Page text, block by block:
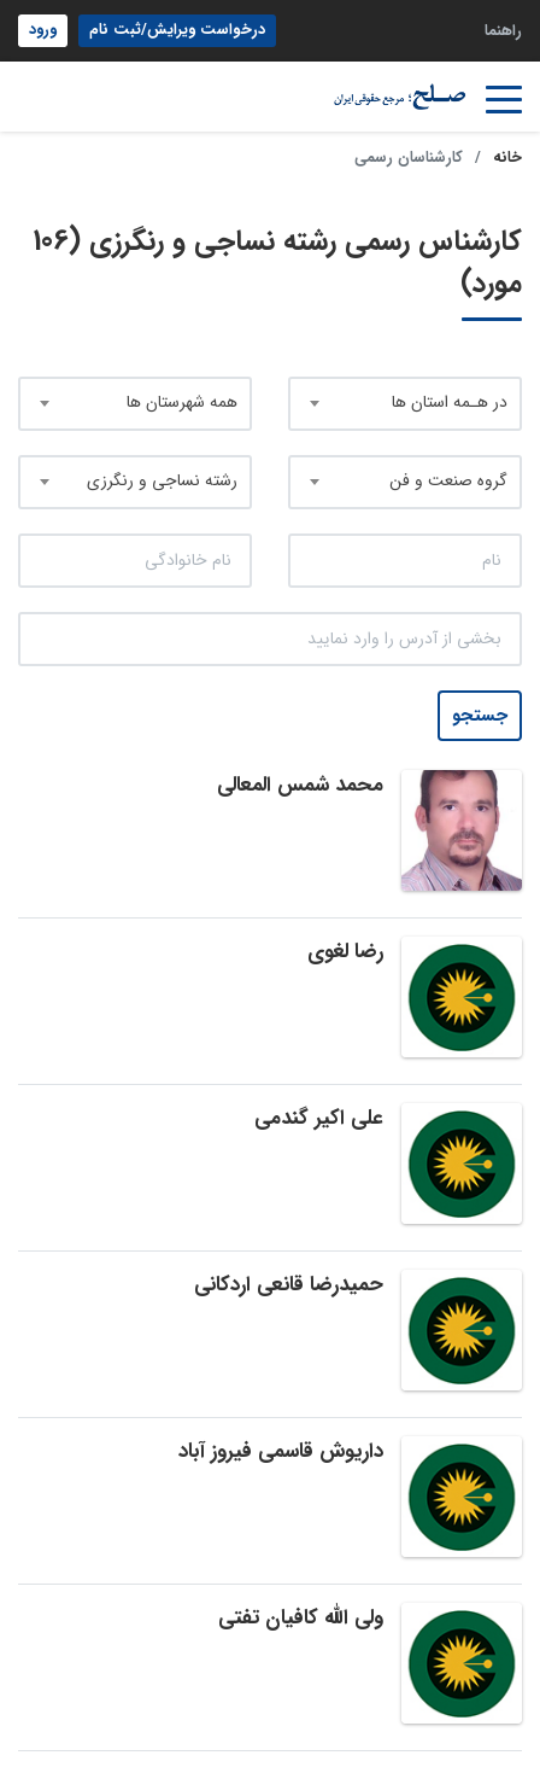
راهنما درخواست ویرایش/ثبت نام ورود
خانه کارشناسان رسمی
کارشناس رسمی رشته نساجی و رنگرزی (106
مورد)
در هـمه استان ها همه شهرستان ها
گروه صنعت و فن رشته نساجی و رنگرزی
جستجو
محمد شمس المعالی
رضا لغوی
علی اکیر گندمی
حمیدرضا قانعی اردکانی
داریوش قاسمی فیروز آباد
ولی الله کافیان تفتی